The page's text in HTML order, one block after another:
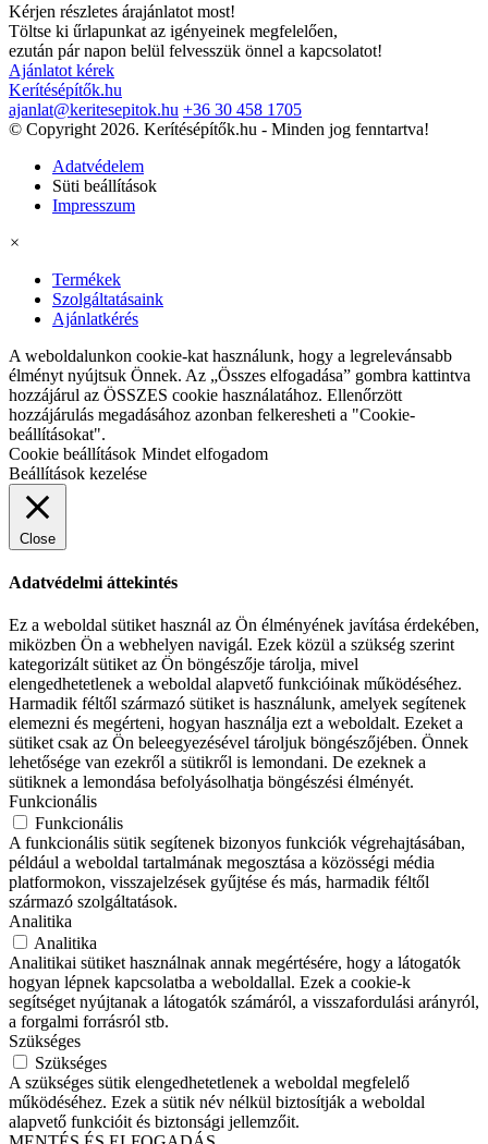
Kérjen részletes árajánlatot most!
Töltse ki űrlapunkat az igényeinek megfelelően,
ezután pár napon belül felvesszük önnel a kapcsolatot!
Ajánlatot kérek
Kerítésépítők.hu
ajanlat@keritesepitok.hu +36 30 458 1705
© Copyright 2026. Kerítésépítők.hu - Minden jog fenntartva!
Adatvédelem
Süti beállítások
Impresszum
×
Termékek
Szolgáltatásaink
Ajánlatkérés
A weboldalunkon cookie-kat használunk, hogy a legrelevánsabb
élményt nyújtsuk Önnek. Az „Összes elfogadása” gombra kattintva
hozzájárul az ÖSSZES cookie használatához. Ellenőrzött
hozzájárulás megadásához azonban felkeresheti a "Cookie-
beállításokat".
Cookie beállítások Mindet elfogadom
Beállítások kezelése
Close
Adatvédelmi áttekintés
Ez a weboldal sütiket használ az Ön élményének javítása érdekében,
miközben Ön a webhelyen navigál. Ezek közül a szükség szerint
kategorizált sütiket az Ön böngészője tárolja, mivel
elengedhetetlenek a weboldal alapvető funkcióinak működéséhez.
Harmadik féltől származó sütiket is használunk, amelyek segítenek
elemezni és megérteni, hogyan használja ezt a weboldalt. Ezeket a
sütiket csak az Ön beleegyezésével tároljuk böngészőjében. Önnek
lehetősége van ezekről a sütikről is lemondani. De ezeknek a
sütiknek a lemondása befolyásolhatja böngészési élményét.
Funkcionális
Funkcionális
A funkcionális sütik segítenek bizonyos funkciók végrehajtásában,
például a weboldal tartalmának megosztása a közösségi média
platformokon, visszajelzések gyűjtése és más, harmadik féltől
származó szolgáltatások.
Analitika
Analitika
Analitikai sütiket használnak annak megértésére, hogy a látogatók
hogyan lépnek kapcsolatba a weboldallal. Ezek a cookie-k
segítséget nyújtanak a látogatók számáról, a visszafordulási arányról,
a forgalmi forrásról stb.
Szükséges
Szükséges
A szükséges sütik elengedhetetlenek a weboldal megfelelő
működéséhez. Ezek a sütik név nélkül biztosítják a weboldal
alapvető funkcióit és biztonsági jellemzőit.